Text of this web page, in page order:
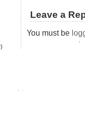
Leave a
You must be